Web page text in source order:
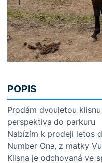
POPIS
Prodám dvouletou
perspektiva do parkuru
Nabízím k prodeji letos
Number One, z matky
Klisna je odchovaná ve